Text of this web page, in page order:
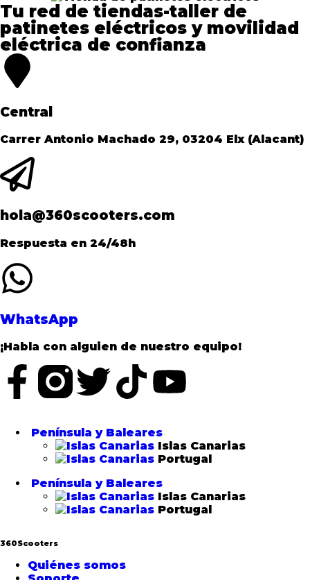
Tu red de tiendas-taller de
patinetes eléctricos y movilidad
eléctrica de confianza​
Central
Carrer Antonio Machado 29, 03204 Elx (Alacant)
hola@360scooters.com
Respuesta en 24/48h
WhatsApp
¡Habla con alguien de nuestro equipo!
Península y Baleares
Islas Canarias
Portugal
Península y Baleares
Islas Canarias
Portugal
360Scooters
Quiénes somos